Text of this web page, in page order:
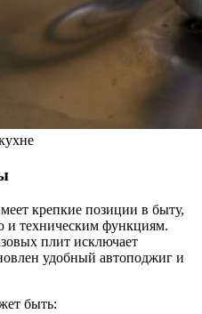
крепкие позиции в быту,
и техническим функциям.
плит исключает
удобный автоподжиг и
быть: